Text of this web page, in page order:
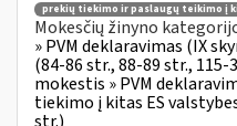
prekių tiekimo ir paslaugų teikimo į
Mokesčių žinyno
» PVM deklaravimas (IX
(84-86 str., 88-89 str., 115-
mokestis » PVM
tiekimo į kitas ES